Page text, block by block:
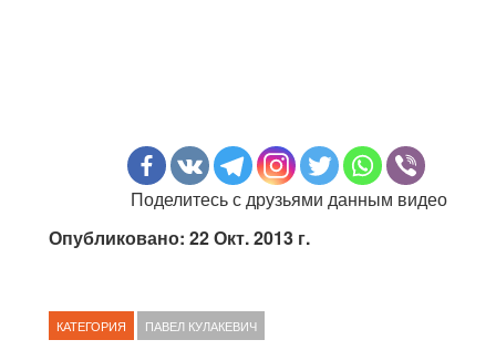
Поделитесь с друзьями данным видео
Опубликовано: 22 Окт. 2013 г.
КАТЕГОРИЯ ПАВЕЛ КУЛАКЕВИЧ